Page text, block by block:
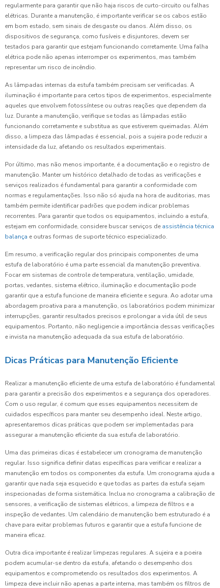
regularmente para garantir que não haja riscos de curto-circuito ou falhas
elétricas. Durante a manutenção, é importante verificar se os cabos estão
em bom estado, sem sinais de desgaste ou danos. Além disso, os
dispositivos de segurança, como fusíveis e disjuntores, devem ser
testados para garantir que estejam funcionando corretamente. Uma falha
elétrica pode não apenas interromper os experimentos, mas também
representar um risco de incêndio.
As lâmpadas internas da estufa também precisam ser verificadas. A
iluminação é importante para certos tipos de experimentos, especialmente
aqueles que envolvem fotossíntese ou outras reações que dependem da
luz. Durante a manutenção, verifique se todas as lâmpadas estão
funcionando corretamente e substitua as que estiverem queimadas. Além
disso, a limpeza das lâmpadas é essencial, pois a sujeira pode reduzir a
intensidade da luz, afetando os resultados experimentais.
Por último, mas não menos importante, é a documentação e o registro de
manutenção. Manter um histórico detalhado de todas as verificações e
serviços realizados é fundamental para garantir a conformidade com
normas e regulamentações. Isso não só ajuda na hora de auditorias, mas
também permite identificar padrões que podem indicar problemas
recorrentes. Para garantir que todos os equipamentos, incluindo a estufa,
estejam em conformidade, considere buscar serviços de assistência técnica
balança e outras formas de suporte técnico especializado.
Em resumo, a verificação regular dos principais componentes de uma
estufa de laboratório é uma parte essencial da manutenção preventiva.
Focar em sistemas de controle de temperatura, ventilação, umidade,
portas, vedantes, sistema elétrico, iluminação e documentação pode
garantir que a estufa funcione de maneira eficiente e segura. Ao adotar uma
abordagem proativa para a manutenção, os laboratórios podem minimizar
interrupções, garantir resultados precisos e prolongar a vida útil de seus
equipamentos. Portanto, não negligencie a importância dessas verificações
e invista na manutenção adequada da sua estufa de laboratório.
Dicas Práticas para Manutenção Eficiente
Realizar a manutenção eficiente de uma estufa de laboratório é fundamental
para garantir a precisão dos experimentos e a segurança dos operadores.
Com o uso regular, é comum que esses equipamentos necessitem de
cuidados específicos para manter seu desempenho ideal. Neste artigo,
apresentaremos dicas práticas que podem ser implementadas para
assegurar a manutenção eficiente da sua estufa de laboratório.
Uma das primeiras dicas é estabelecer um cronograma de manutenção
regular. Isso significa definir datas específicas para verificar e realizar a
manutenção em todos os componentes da estufa. Um cronograma ajuda a
garantir que nada seja esquecido e que todas as partes da estufa sejam
inspecionadas de forma sistemática. Inclua no cronograma a calibração de
sensores, a verificação de sistemas elétricos, a limpeza de filtros e a
inspeção de vedantes. Um calendário de manutenção bem estruturado é a
chave para evitar problemas futuros e garantir que a estufa funcione de
maneira eficaz.
Outra dica importante é realizar limpezas regulares. A sujeira e a poeira
podem acumular-se dentro da estufa, afetando o desempenho dos
equipamentos e comprometendo os resultados dos experimentos. A
limpeza deve incluir não apenas a parte interna, mas também os filtros de